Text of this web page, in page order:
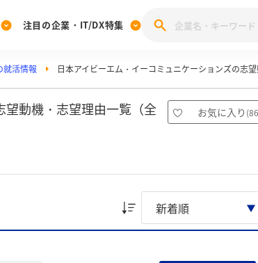
[27卒] 本選考体験記投稿キャンペーン
みんなのDX企業就職ブランド調査
注目の企業・IT/DX特集
就活情報 日本アイビーエム・イーコミュニケーションズの志
動機・志望理由一覧（全
お気に入り (86